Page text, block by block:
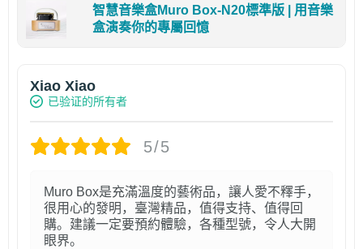
智慧音樂盒Muro Box-N20標準版 | 用音樂
盒演奏你的專屬回憶
Xiao Xiao
已验证的所有者
5/5
Muro Box是充滿溫度的藝術品，讓人愛不釋手，
很用心的發明，臺灣精品，值得支持、值得回
購。建議一定要預約體驗，各種型號，令人大開
眼界。